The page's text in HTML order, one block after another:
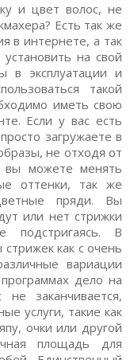
и цвет волос, не
Есть так же
в интернете, а так
на свой
в эксплуатации и
такой
иметь свою
Если у вас есть
загружаете в
не отходя от
вы можете менять
оттенки, так же
пряди. Вы
или нет стрижки
В
как с очень
вариации
дело на
заканчивается,
услуги, такие как
очки или другой
площадь для